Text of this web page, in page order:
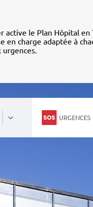
active le Plan Hôpital en
en charge adaptée à
URGENCES